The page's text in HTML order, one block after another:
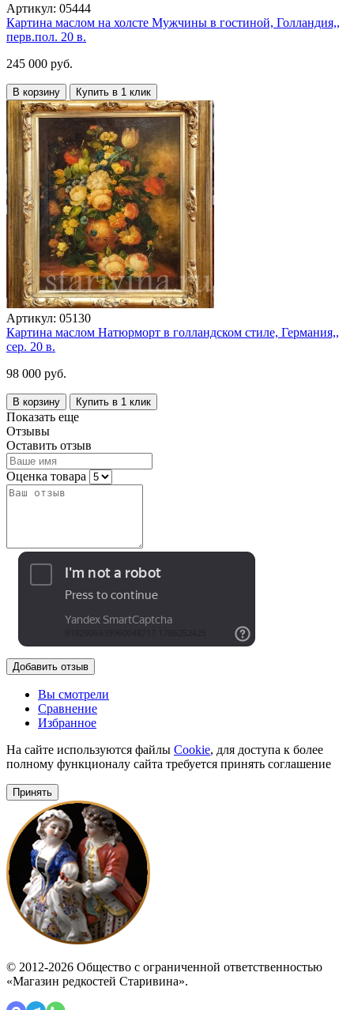
Артикул: 05444
Картина маслом на холсте Мужчины в гостиной, Голландия,,
перв.пол. 20 в.
245 000 руб.
В корзину Купить в 1 клик
Артикул: 05130
Картина маслом Натюрморт в голландском стиле, Германия,,
сер. 20 в.
98 000 руб.
В корзину Купить в 1 клик
Показать еще
Отзывы
Оставить отзыв
Оценка товара
Добавить отзыв
Вы смотрели
Сравнение
Избранное
На сайте используются файлы Cookie, для доступа к более
полному функционалу сайта требуется принять соглашение
Принять
© 2012-2026 Общество с ограниченной ответственностью
«Магазин редкостей Старивина».